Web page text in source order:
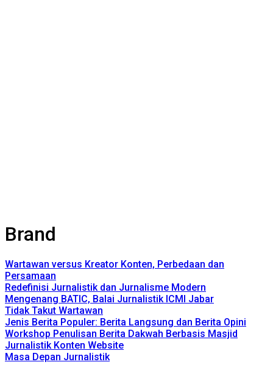
Brand
Wartawan versus Kreator Konten, Perbedaan dan
Persamaan
Redefinisi Jurnalistik dan Jurnalisme Modern
Mengenang BATIC, Balai Jurnalistik ICMI Jabar
Tidak Takut Wartawan
Jenis Berita Populer: Berita Langsung dan Berita Opini
Workshop Penulisan Berita Dakwah Berbasis Masjid
Jurnalistik Konten Website
Masa Depan Jurnalistik